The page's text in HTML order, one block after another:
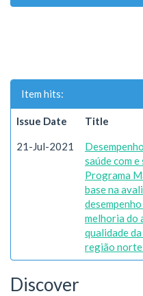
Item hits:
Issue Date Title
21-Jul-2021
saúde com e
Programa
base na
melhoria do
qualidade
região
Discover